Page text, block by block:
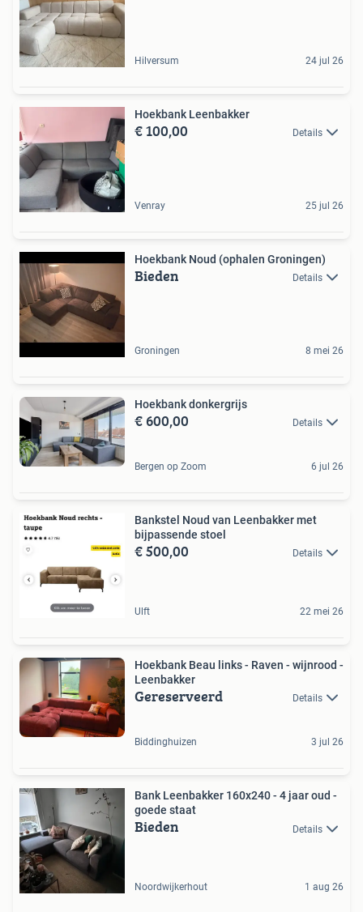
Hilversum 24 jul 26
Hoekbank Leenbakker
€ 100,00 Details
Venray 25 jul 26
Hoekbank Noud (ophalen Groningen)
Bieden Details
Groningen 8 mei 26
Hoekbank donkergrijs
€ 600,00 Details
Bergen op Zoom 6 jul 26
Bankstel Noud van Leenbakker met
bijpassende stoel
€ 500,00 Details
Ulft 22 mei 26
Hoekbank Beau links - Raven - wijnrood -
Leenbakker
Gereserveerd Details
Biddinghuizen 3 jul 26
Bank Leenbakker 160x240 - 4 jaar oud -
goede staat
Bieden Details
Noordwijkerhout 1 aug 26